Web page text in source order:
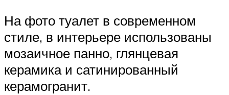
На фото туалет в современном
стиле, в интерьере использованы
мозаичное панно, глянцевая
керамика и сатинированный
керамогранит.